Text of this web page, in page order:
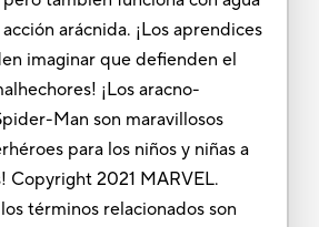
arácnida. ¡Los aprendices
imaginar que defienden el
¡Los aracno-
Man son maravillosos
para los niños y niñas a
Copyright 2021 MARVEL.
términos relacionados son